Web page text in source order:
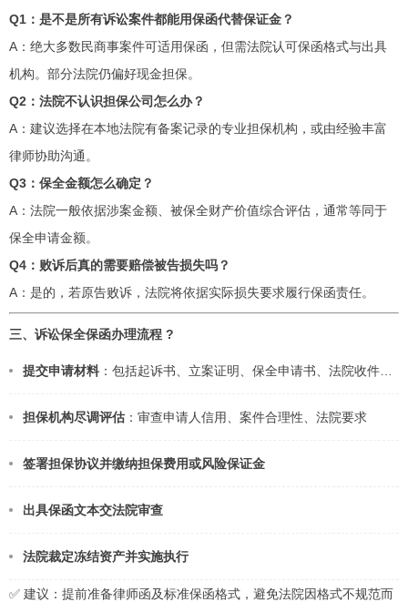
Q1：是不是所有诉讼案件都能用保函代替保证金？
A：绝大多数民商事案件可适用保函，但需法院认可保函格式与出具
机构。部分法院仍偏好现金担保。
Q2：法院不认识担保公司怎么办？
A：建议选择在本地法院有备案记录的专业担保机构，或由经验丰富
律师协助沟通。
Q3：保全金额怎么确定？
A：法院一般依据涉案金额、被保全财产价值综合评估，通常等同于
保全申请金额。
Q4：败诉后真的需要赔偿被告损失吗？
A：是的，若原告败诉，法院将依据实际损失要求履行保函责任。
三、诉讼保全保函办理流程 ?
提交申请材料 ：包括起诉书、立案证明、保全申请书、法院收件通
知等
担保机构尽调评估 ：审查申请人信用、案件合理性、法院要求
签署担保协议并缴纳担保费用或风险保证金
出具保函文本交法院审查
法院裁定冻结资产并实施执行
✅ 建议：提前准备律师函及标准保函格式，避免法院因格式不规范而